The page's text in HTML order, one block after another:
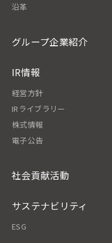
沿革
グループ企業紹介
IR情報
経営方針
IRライブラリー
株式情報
電子公告
社会貢献活動
サステナビリティ
ESG